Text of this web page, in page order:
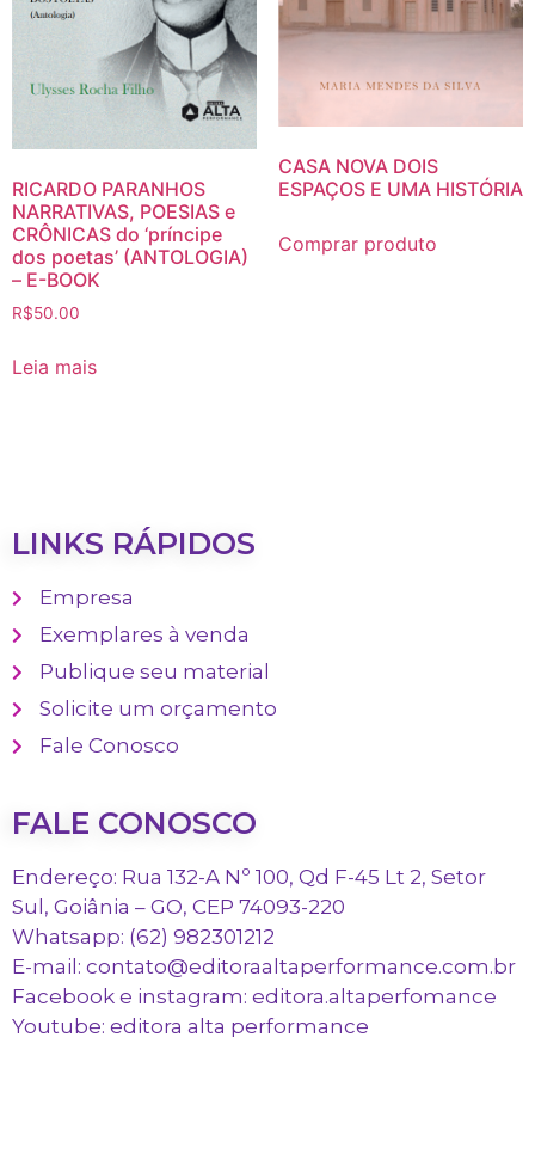
RICARDO PARANHOS
NARRATIVAS, POESIAS e
CRÔNICAS do ‘príncipe
dos poetas’ (ANTOLOGIA)
– E-BOOK
R$50.00
Leia mais
CASA NOVA DOIS
ESPAÇOS E UMA HISTÓRIA
Comprar produto
LINKS RÁPIDOS
Empresa
Exemplares à venda
Publique seu material
Solicite um orçamento
Fale Conosco
FALE CONOSCO
Endereço: Rua 132-A Nº 100, Qd F-45 Lt 2, Setor
Sul, Goiânia – GO, CEP 74093-220
Whatsapp: (62) 982301212
E-mail: contato@editoraaltaperformance.com.br
Facebook e instagram: editora.altaperfomance
Youtube: editora alta performance